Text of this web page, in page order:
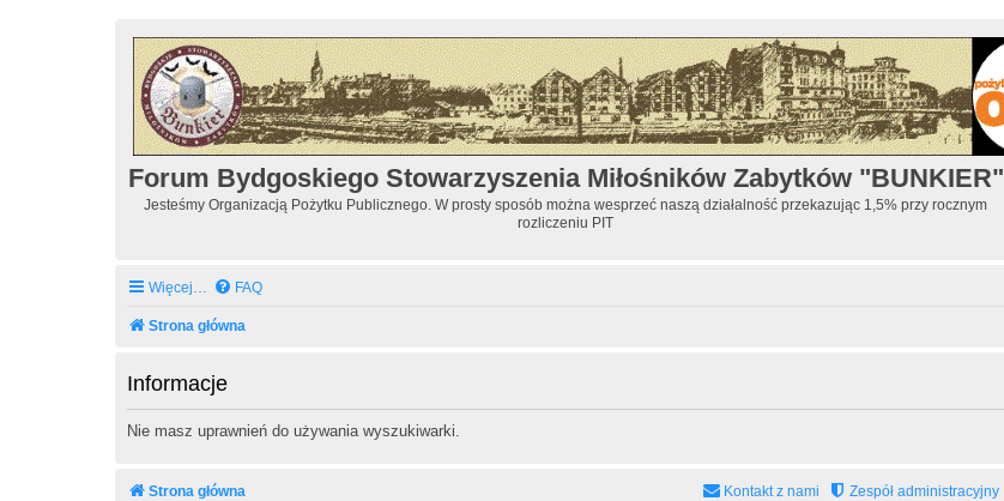
Forum Bydgoskiego Stowarzyszenia Miłośników Zabytków "BUNKIER"
Jesteśmy Organizacją Pożytku Publicznego. W prosty sposób można wesprzeć naszą działalność przekazując 1,5% przy rocznym
rozliczeniu PIT
Więcej… FAQ
Strona główna
Informacje
Nie masz uprawnień do używania wyszukiwarki.
Strona główna Zespół administracyjny
Kontakt z nami